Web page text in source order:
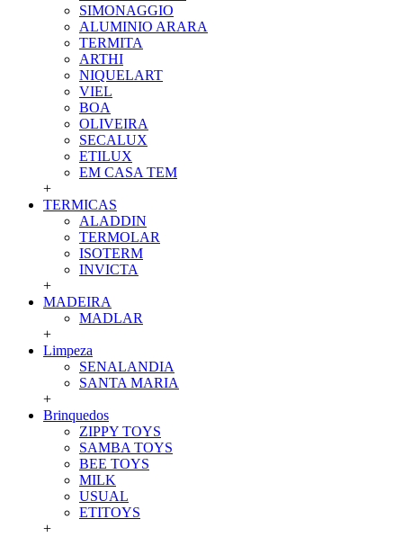
SIMONAGGIO
ALUMINIO ARARA
TERMITA
ARTHI
NIQUELART
VIEL
BOA
OLIVEIRA
SECALUX
ETILUX
EM CASA TEM
+
TERMICAS
ALADDIN
TERMOLAR
ISOTERM
INVICTA
+
MADEIRA
MADLAR
+
Limpeza
SENALANDIA
SANTA MARIA
+
Brinquedos
ZIPPY TOYS
SAMBA TOYS
BEE TOYS
MILK
USUAL
ETITOYS
+